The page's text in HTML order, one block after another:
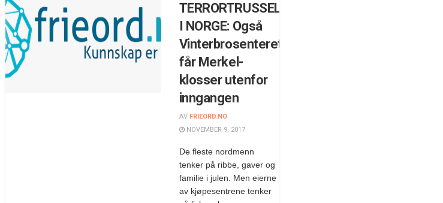
TERRORTRUSSEL
I NORGE: Også
Vinterbrosenteret
får Merkel-
klosser utenfor
inngangen
AV FRIEORD.NO
NOVEMBER 9, 2017
De fleste nordmenn
tenker på ribbe, gaver og
familie i julen. Men eierne
av kjøpesentrene tenker